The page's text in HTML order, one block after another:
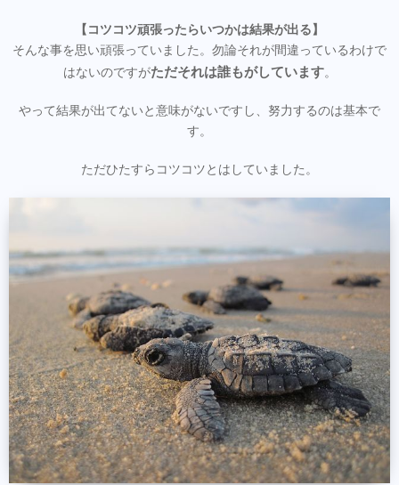
【コツコツ頑張ったらいつかは結果が出る】
そんな事を思い頑張っていました。勿論それが間違っているわけで
はないのですがただそれは誰もがしています。
やって結果が出てないと意味がないですし、努力するのは基本で
す。
ただひたすらコツコツとはしていました。